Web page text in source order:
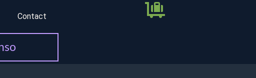
Contact